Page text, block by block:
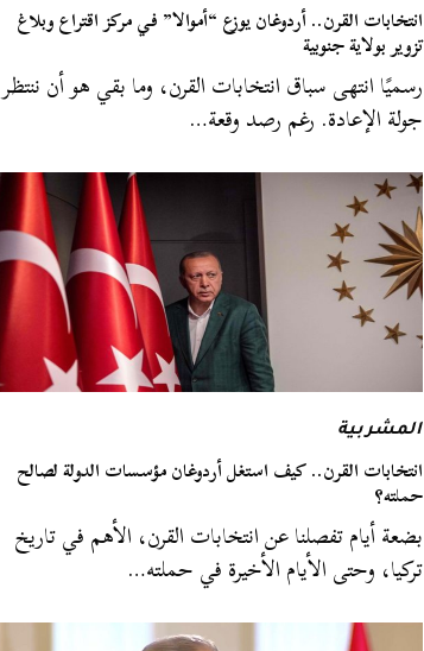
انتخابات القرن.. أردوغان يوزع “أموالا” في مركز اقتراع وبلاغ
تزوير بولاية جنوبية
رسميًا انتهى سباق انتخابات القرن، وما بقي هو أن ننتظر
جولة الإعادة. رغم رصد وقعة…
المشربية
انتخابات القرن.. كيف استغل أردوغان مؤسسات الدولة لصالح
حملته؟
بضعة أيام تفصلنا عن انتخابات القرن، الأهم في تاريخ
تركيا، وحتى الأيام الأخيرة في حملته…